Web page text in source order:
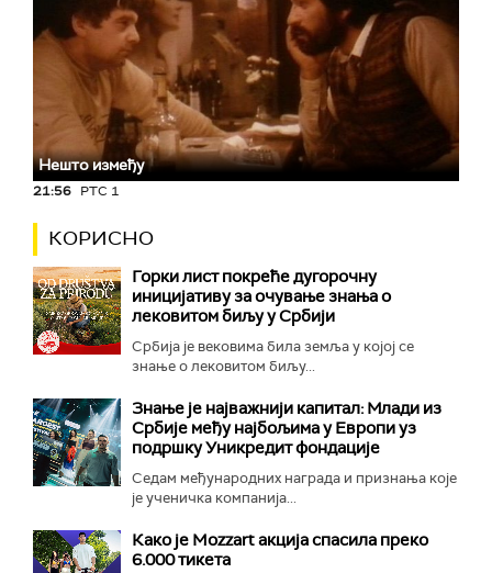
Нешто између
21:56 РТС 1
КОРИСНО
Горки лист покреће дугорочну
иницијативу за очување знања о
лековитом биљу у Србији
Србија је вековима била земља у којој се
знање о лековитом биљу...
Знање је најважнији капитал: Млади из
Србије међу најбољима у Европи уз
подршку Уникредит фондације
Седам међународних награда и признања које
је ученичка компанија...
Како је Mozzart акција спасила преко
6.000 тикета